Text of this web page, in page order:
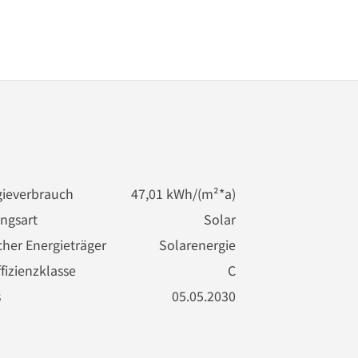
47,01 kWh/(m²*a)
Solar
Energieträger
Solarenergie
C
05.05.2030